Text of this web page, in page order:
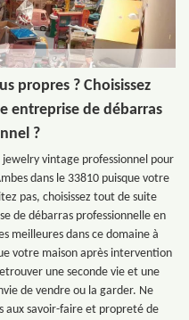
propres ? Choisissez
entreprise de débarras
?
vintage professionnel pour
dans le 33810 puisque votre
pas, choisissez tout de suite
de débarras professionnelle en
meilleures dans ce domaine à
votre maison après intervention
une seconde vie et une
de vendre ou la garder. Ne
aux savoir-faire et propreté de